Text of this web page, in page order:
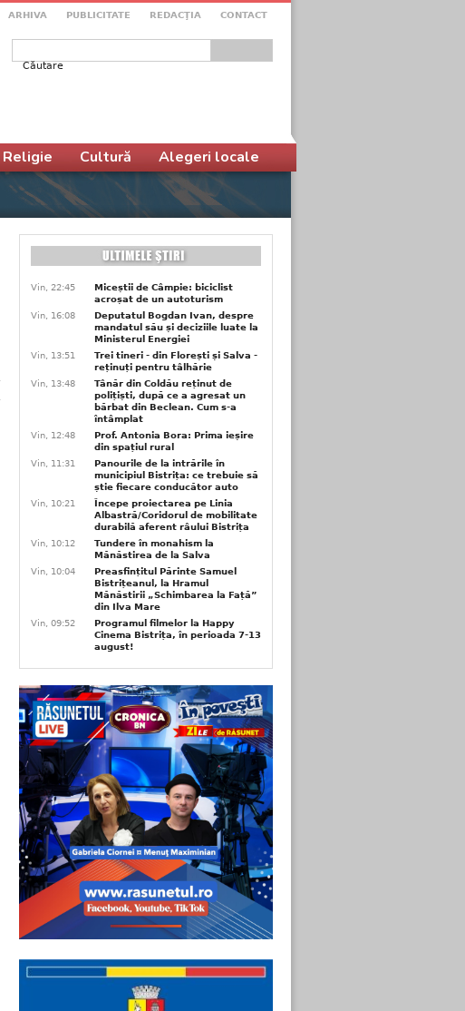
ARHIVA PUBLICITATE REDACŢIA CONTACT
Formular de căutare
Religie Cultură Alegeri locale
Vin, 22:45
Miceștii de Câmpie: biciclist
acroșat de un autoturism
Vin, 16:08
Deputatul Bogdan Ivan, despre
mandatul său și deciziile luate la
Ministerul Energiei
Vin, 13:51
Trei tineri - din Florești și Salva -
reținuți pentru tâlhărie
Vin, 13:48
Tânăr din Coldău reținut de
polițiști, după ce a agresat un
bărbat din Beclean. Cum s-a
întâmplat
Vin, 12:48
Prof. Antonia Bora: Prima ieșire
din spațiul rural
Vin, 11:31
Panourile de la intrările în
municipiul Bistrița: ce trebuie să
știe fiecare conducător auto
Vin, 10:21
Începe proiectarea pe Linia
Albastră/Coridorul de mobilitate
durabilă aferent râului Bistrița
Vin, 10:12
Tundere în monahism la
Mănăstirea de la Salva
Vin, 10:04
Preasfințitul Părinte Samuel
Bistrițeanul, la Hramul
Mănăstirii „Schimbarea la Față”
din Ilva Mare
Vin, 09:52
Programul filmelor la Happy
Cinema Bistrița, în perioada 7-13
august!